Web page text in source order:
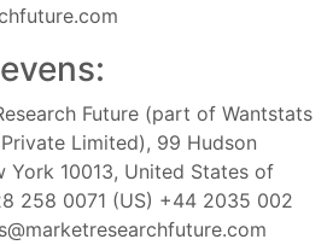
Future (part of Wantstats
Limited), 99 Hudson
York 10013, United States of
258 0071 (US) +44 2035 002